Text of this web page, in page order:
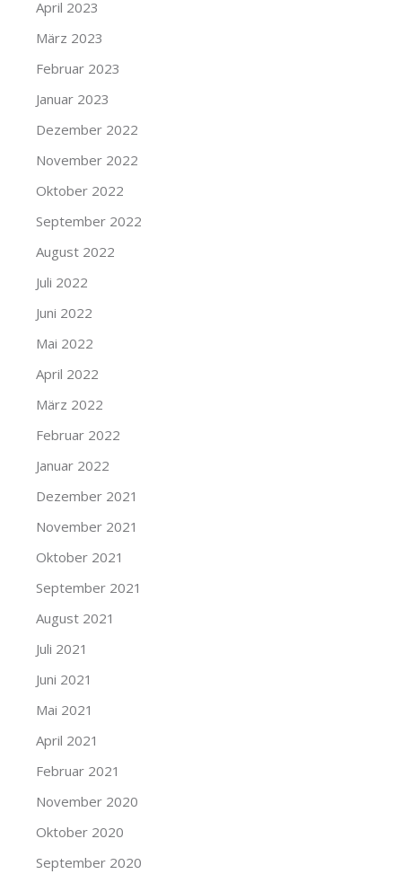
April 2023
März 2023
Februar 2023
Januar 2023
Dezember 2022
November 2022
Oktober 2022
September 2022
August 2022
Juli 2022
Juni 2022
Mai 2022
April 2022
März 2022
Februar 2022
Januar 2022
Dezember 2021
November 2021
Oktober 2021
September 2021
August 2021
Juli 2021
Juni 2021
Mai 2021
April 2021
Februar 2021
November 2020
Oktober 2020
September 2020